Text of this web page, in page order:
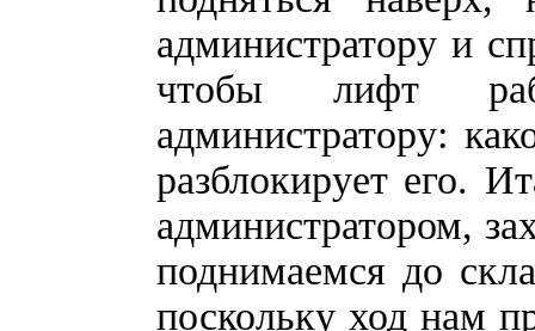
администратору и
чтобы лифт
администратору:
разблокирует его.
администратором,
поднимаемся до
поскольку ход нам